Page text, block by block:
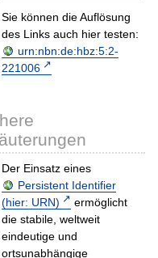
Sie können die Auflösung
des Links auch hier testen:
urn:nbn:de:hbz:5:2-
221006
Der Einsatz eines
Persistent Identifier
(hier: URN)
ermöglicht
die stabile, weltweit
eindeutige und
ortsunabhängige